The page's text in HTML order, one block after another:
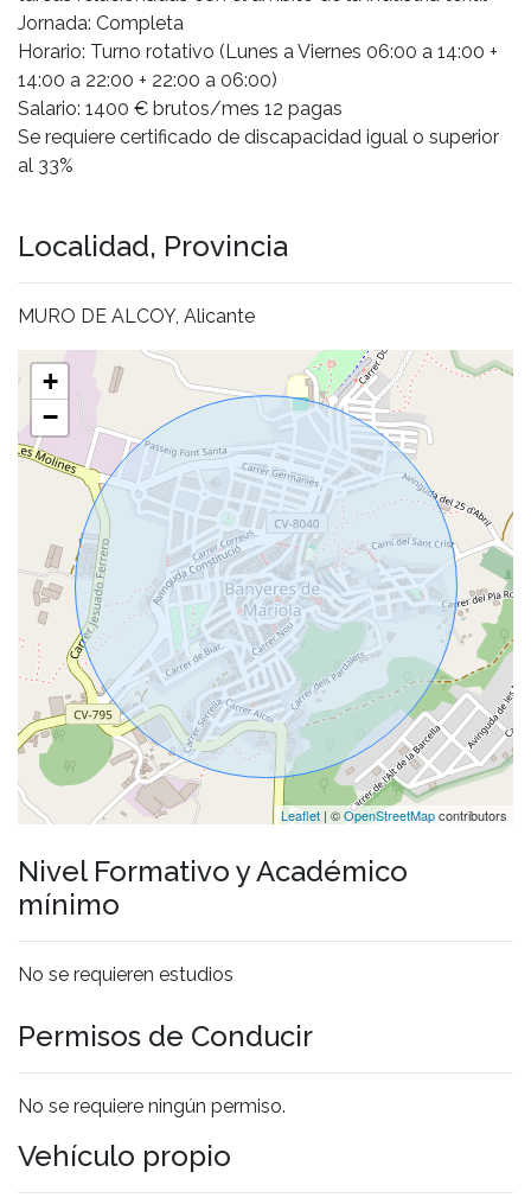
Jornada: Completa
Horario: Turno rotativo (Lunes a Viernes 06:00 a 14:00 +
14:00 a 22:00 + 22:00 a 06:00)
Salario: 1400 € brutos/mes 12 pagas
Se requiere certificado de discapacidad igual o superior
al 33%
Localidad, Provincia
MURO DE ALCOY, Alicante
+
−
Leaflet | ©OpenStreetMapcontributors
Nivel Formativo y Académico
mínimo
No se requieren estudios
Permisos de Conducir
No se requiere ningún permiso.
Vehículo propio